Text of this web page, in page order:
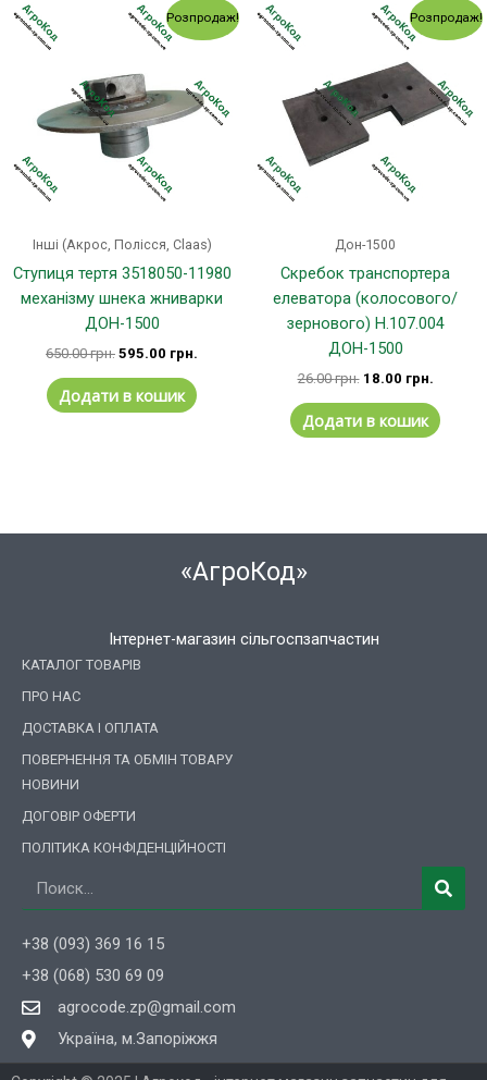
Розпродаж!
Інші (Акрос, Полісся, Claas)
Ступиця тертя 3518050-11980
механізму шнека жниварки
ДОН-1500
650.00грн.
Оригінальна
ціна:
650.00 грн..
595.00 грн.
Поточна
ціна:
Додати в кошик
Розпродаж!
Дон-1500
Скребок транспортера
елеватора (колосового/
зернового) Н.107.004
ДОН-1500
26.00грн.
Оригінальна
ціна:
26.00 грн..
18.00 грн.
ціна:
Додати в кошик
«АгроКод»
Інтернет-магазин сільгоспзапчастин
КАТАЛОГ ТОВАРІВ
ПРО НАС
ДОСТАВКА І ОПЛАТА
ПОВЕРНЕННЯ ТА ОБМІН ТОВАРУ
НОВИНИ
ДОГОВІР ОФЕРТИ
ПОЛІТИКА КОНФІДЕНЦІЙНОСТІ
Пошук
+38 (093) 369 16 15
+38 (068) 530 69 09
agrocode.zp@gmail.com
Україна, м.Запоріжжя